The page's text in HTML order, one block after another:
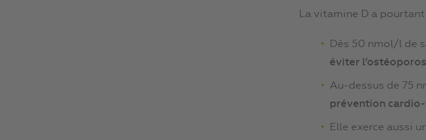
La vitamine D a
Dès 50 nmol/l de
éviter
Au-dessus de 75
prévention
Elle exerce aussi